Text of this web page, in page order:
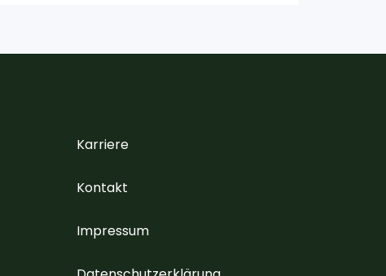
Karriere
Kontakt
Impressum